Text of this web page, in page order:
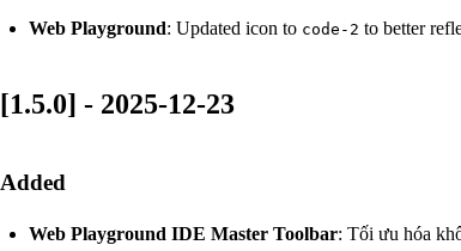
Web Playground: Updated icon to code-2 to better
[1.5.0] - 2025-12-23
Added
Web Playground IDE Master Toolbar: Tối ưu hóa